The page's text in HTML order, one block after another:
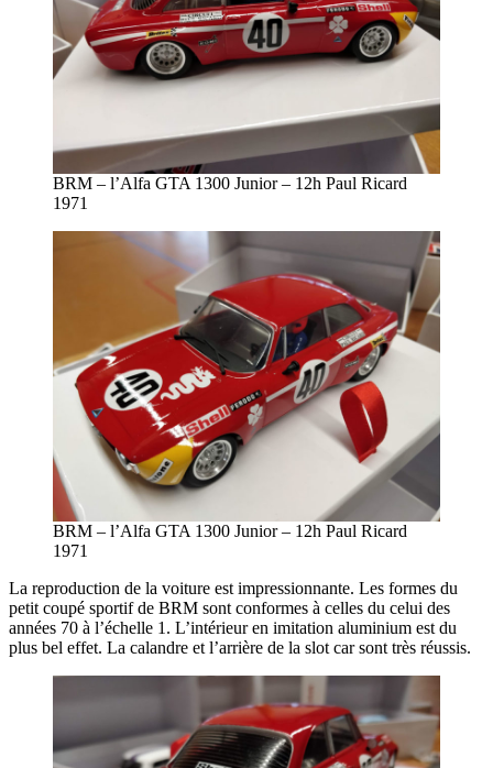
BRM – l’Alfa GTA 1300 Junior – 12h Paul Ricard
1971
BRM – l’Alfa GTA 1300 Junior – 12h Paul Ricard
1971
La reproduction de la voiture est impressionnante. Les formes du
petit coupé sportif de BRM sont conformes à celles du celui des
années 70 à l’échelle 1. L’intérieur en imitation aluminium est du
plus bel effet. La calandre et l’arrière de la slot car sont très réussis.